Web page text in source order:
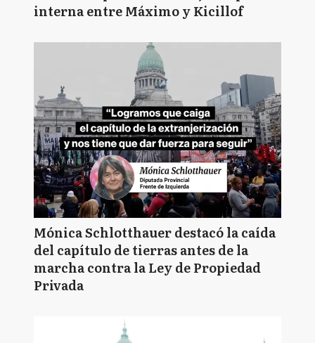
interna entre Máximo y Kicillof
Mónica Schlotthauer destacó la caída
del capítulo de tierras antes de la
marcha contra la Ley de Propiedad
Privada